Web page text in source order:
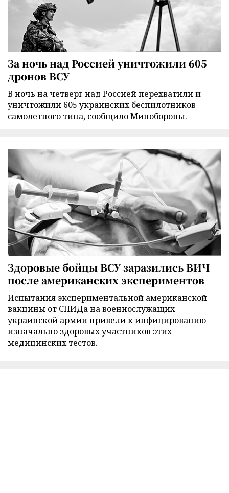
За ночь над Россией уничтожили 605
дронов ВСУ
В ночь на четверг над Россией перехватили и
уничтожили 605 украинских беспилотников
самолетного типа, сообщило Минобороны.
Здоровые бойцы ВСУ заразились ВИЧ
после американских экспериментов
Испытания экспериментальной американской
вакцины от СПИДа на военнослужащих
украинской армии привели к инфицированию
изначально здоровых участников этих
медицинских тестов.